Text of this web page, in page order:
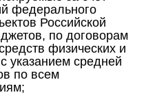
федерального
Российской
по договорам
физических и
указанием средней
по всем